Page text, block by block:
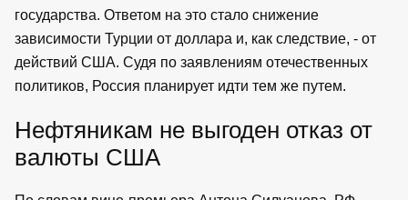
государства. Ответом на это стало снижение
зависимости Турции от доллара и, как следствие, - от
действий США. Судя по заявлениям отечественных
политиков, Россия планирует идти тем же путем.
Нефтяникам не выгоден отказ от
валюты США